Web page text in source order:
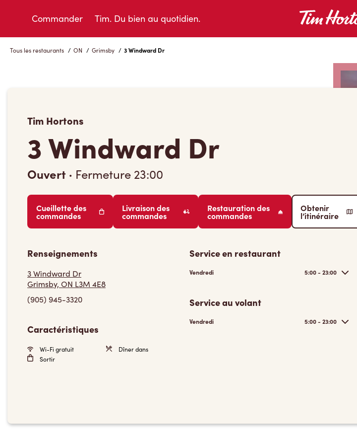
Commander Tim. Du bien au quotidien.
Tous les restaurants / ON / Grimsby / 3 Windward Dr
Tim Hortons
3 Windward Dr
Ouvert · Fermeture 23:00
Cueillette des
commandes
Livraison des
commandes
Restauration des
commandes
Obtenir
l’itinéraire
Renseignements
3 Windward Dr
Grimsby, ON L3M 4E8
(905) 945-3320
Caractéristiques
Wi-Fi gratuit
Dîner dans
Sortir
Service en restaurant
Vendredi 5:00 - 23:00
Service au volant
Vendredi 5:00 - 23:00